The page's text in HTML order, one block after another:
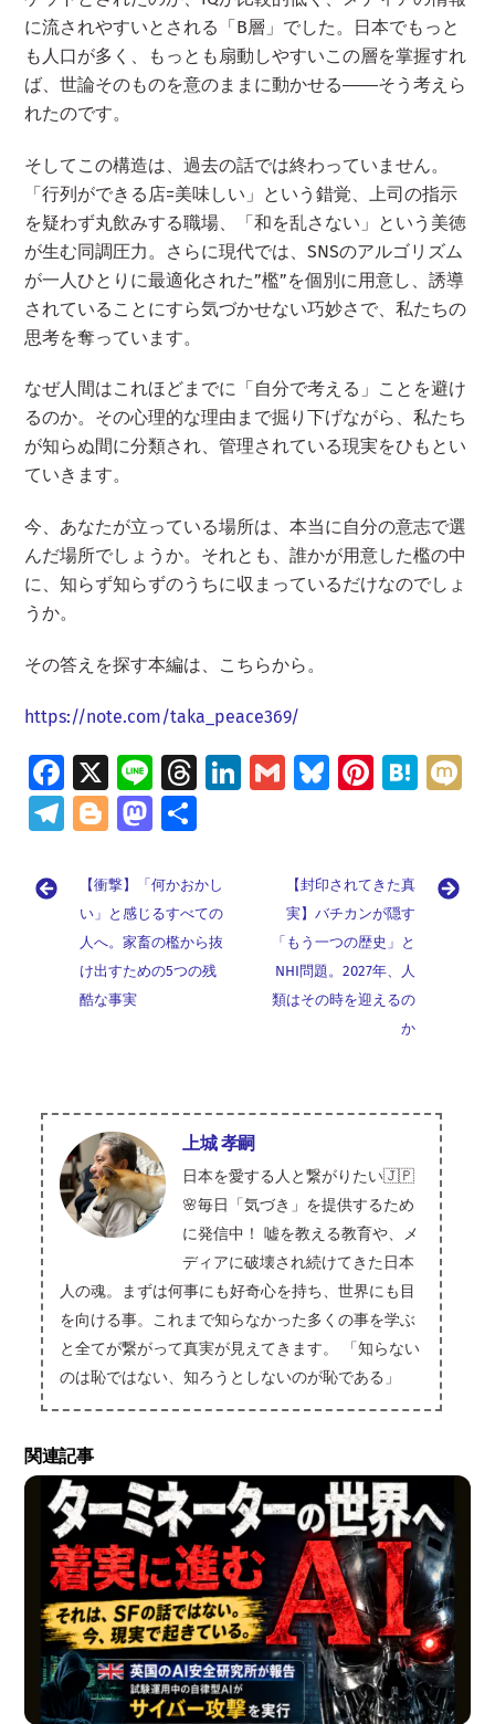
に流されやすいとされる「B層」でした。日本でもっと
も人口が多く、もっとも扇動しやすいこの層を掌握すれ
ば、世論そのものを意のままに動かせる――そう考えら
れたのです。
そしてこの構造は、過去の話では終わっていません。
「行列ができる店=美味しい」という錯覚、上司の指示
を疑わず丸飲みする職場、「和を乱さない」という美徳
が生む同調圧力。さらに現代では、SNSのアルゴリズム
が一人ひとりに最適化された”檻”を個別に用意し、誘導
されていることにすら気づかせない巧妙さで、私たちの
思考を奪っています。
なぜ人間はこれほどまでに「自分で考える」ことを避け
るのか。その心理的な理由まで掘り下げながら、私たち
が知らぬ間に分類され、管理されている現実をひもとい
ていきます。
今、あなたが立っている場所は、本当に自分の意志で選
んだ場所でしょうか。それとも、誰かが用意した檻の中
に、知らず知らずのうちに収まっているだけなのでしょ
うか。
その答えを探す本編は、こちらから。
https://note.com/taka_peace369/
Fa
ce
b
o
k
X
Li
n
e
T
a
d
s
Li G
l
Bl
ky
Pi
es
t
H
n
Te
gr
a
m
Bl
g
g
er
M
to
d
o
n
【衝撃】「何かおかし
い」と感じるすべての
人へ。家畜の檻から抜
け出すための5つの残
酷な事実
【封印されてきた真
実】バチカンが隠す
「もう一つの歴史」と
NHI問題。2027年、人
類はその時を迎えるの
か
上城 孝嗣
日本を愛する人と繋がりたい🇯🇵
🌸毎日「気づき」を提供するため
に発信中！ 嘘を教える教育や、メ
ディアに破壊され続けてきた日本
人の魂。まずは何事にも好奇心を持ち、世界にも目
を向ける事。これまで知らなかった多くの事を学ぶ
と全てが繋がって真実が見えてきます。 「知らない
のは恥ではない、知ろうとしないのが恥である」
関連記事